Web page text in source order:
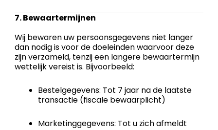
7. Bewaartermijnen
Wij bewaren uw persoonsgegevens niet langer
dan nodig is voor de doeleinden waarvoor deze
zijn verzameld, tenzij een langere bewaartermijn
wettelijk vereist is. Bijvoorbeeld:
Bestelgegevens: Tot 7 jaar na de laatste
transactie (fiscale bewaarplicht)
Marketinggegevens: Tot u zich afmeldt